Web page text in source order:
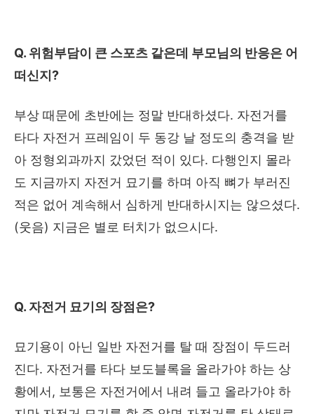
Q. 위험부담이 큰 스포츠 같은데 부모님의 반응은 어
떠신지 ?
부상 때문에 초반에는 정말 반대하셨다. 자전거를
타다 자전거 프레임이 두 동강 날 정도의 충격을 받
아 정형외과까지 갔었던 적이 있다. 다행인지 몰라
도 지금까지 자전거 묘기를 하며 아직 뼈가 부러진
적은 없어 계속해서 심하게 반대하시지는 않으셨다.
(웃음) 지금은 별로 터치가 없으시다.
Q. 자전거 묘기의 장점은?
묘기용이 아닌 일반 자전거를 탈 때 장점이 두드러
진다. 자전거를 타다 보도블록을 올라가야 하는 상
황에서 , 보통은 자전거에서 내려 들고 올라가야 하